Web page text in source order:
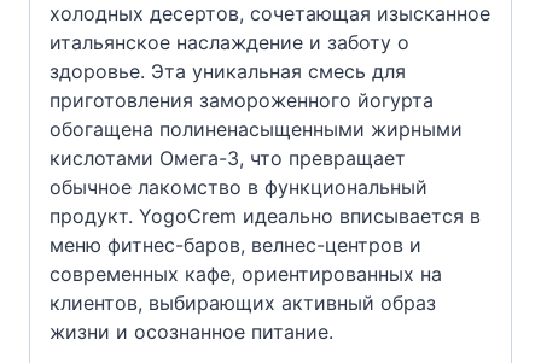
холодных десертов, сочетающая изысканное
итальянское наслаждение и заботу о
здоровье. Эта уникальная смесь для
приготовления замороженного йогурта
обогащена полиненасыщенными жирными
кислотами Омега-3, что превращает
обычное лакомство в функциональный
продукт. YogoCrem идеально вписывается в
меню фитнес-баров, велнес-центров и
современных кафе, ориентированных на
клиентов, выбирающих активный образ
жизни и осознанное питание.